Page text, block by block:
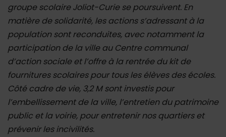
groupe scolaire Joliot-Curie se poursuivent. En
matière de solidarité, les actions s’adressant à la
population sont reconduites, avec notamment la
participation de la ville au Centre communal
d’action sociale et l’offre à la rentrée du kit de
fournitures scolaires pour tous les élèves des écoles.
Côté cadre de vie, 3,2 M sont investis pour
l’embellissement de la ville, l’entretien du patrimoine
public et la voirie, pour entretenir nos quartiers et
prévenir les incivilités.